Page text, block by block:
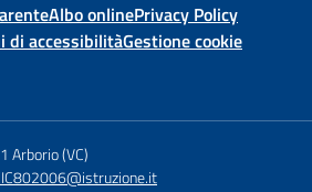
Albo onlinePrivacy Policy
di accessibilitàGestione cookie
Arborio (VC)